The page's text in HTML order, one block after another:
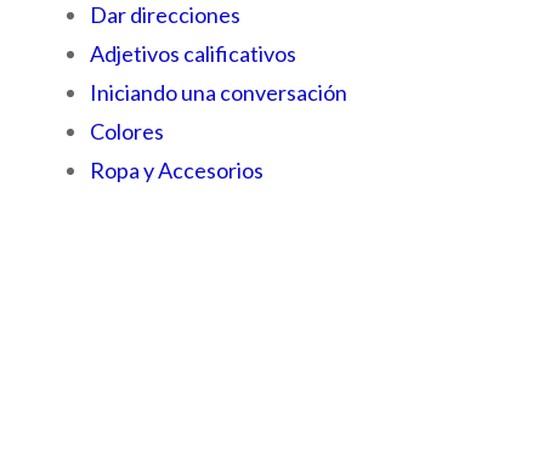
Dar direcciones
Adjetivos calificativos
Iniciando una conversación
Colores
Ropa y Accesorios